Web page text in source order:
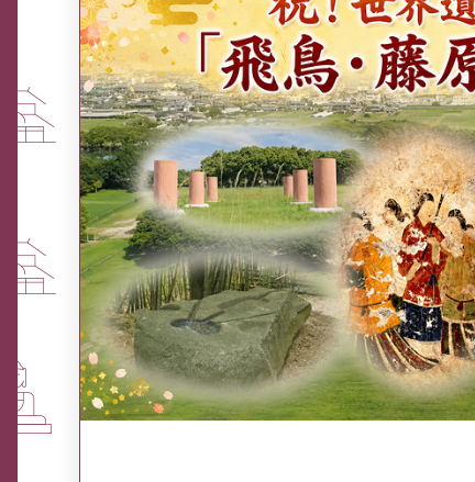
中東情勢や原油価格上昇の影響
を受ける中小企業向け相談窓口
について
ふるさと納税なら、奈良